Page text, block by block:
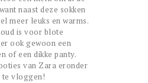
naast deze sokken
meer leuks en warms.
is voor blote
ook gewoon een
of een dikke panty.
van Zara eronder
te vloggen!